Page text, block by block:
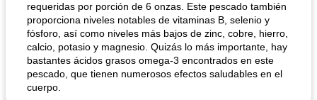
requeridas por porción de 6 onzas. Este pescado también
proporciona niveles notables de vitaminas B, selenio y
fósforo, así como niveles más bajos de zinc, cobre, hierro,
calcio, potasio y magnesio. Quizás lo más importante, hay
bastantes ácidos grasos omega-3 encontrados en este
pescado, que tienen numerosos efectos saludables en el
cuerpo.